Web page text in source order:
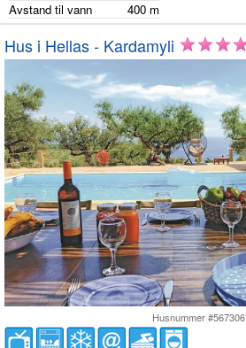
Avstand til vann
400 m
Hus i Hellas - Kardamyli
Husnummer #567306